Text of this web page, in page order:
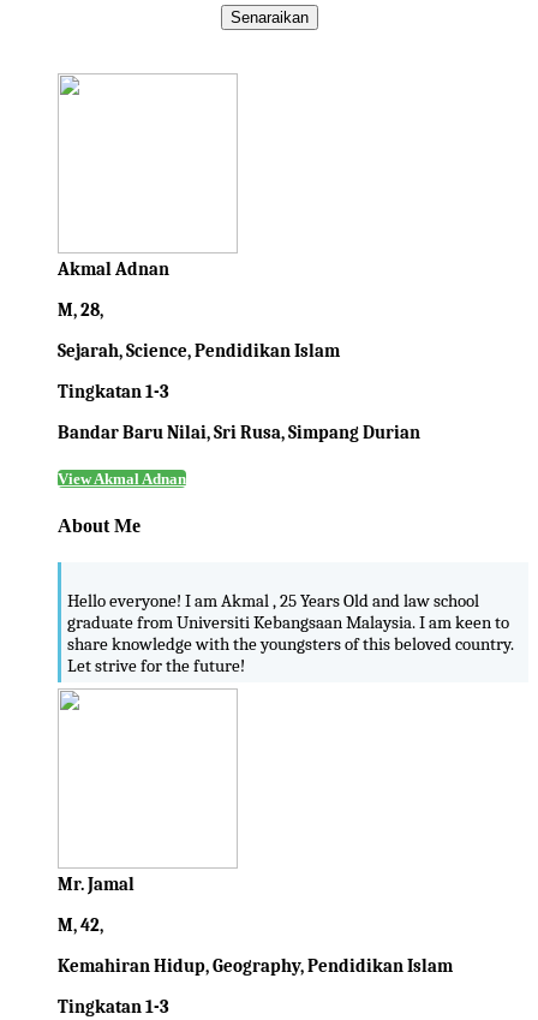
Senaraikan
Akmal Adnan
M, 28,
Sejarah, Science, Pendidikan Islam
Tingkatan 1-3
Bandar Baru Nilai, Sri Rusa, Simpang Durian
View Akmal Adnan
About Me
Hello everyone! I am Akmal , 25 Years Old and law school
graduate from Universiti Kebangsaan Malaysia. I am keen to
share knowledge with the youngsters of this beloved country.
Let strive for the future!
Mr. Jamal
M, 42,
Kemahiran Hidup, Geography, Pendidikan Islam
Tingkatan 1-3